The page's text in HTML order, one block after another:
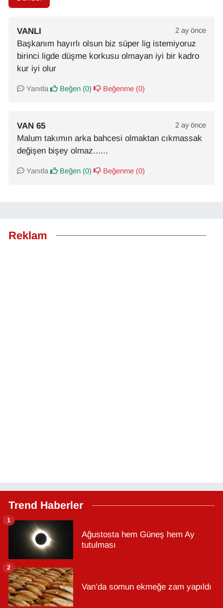
VANLI 2 ay önce
Başkanım hayırlı olsun biz süper lig istemiyoruz
birinci ligde düşme korkusu olmayan iyi bir kadro
kur iyi olur
Yanıtla Beğen (0) Beğenme (0)
VAN 65 2 ay önce
Malum takımın arka bahcesi olmaktan cıkmassak
değişen bişey olmaz......
Yanıtla Beğen (0) Beğenme (0)
Reklam
Trend Haberler
Ağustosta hem Güneş hem Ay
tutulması
1
Van’da somun ekmeğe zam yapıldı
2